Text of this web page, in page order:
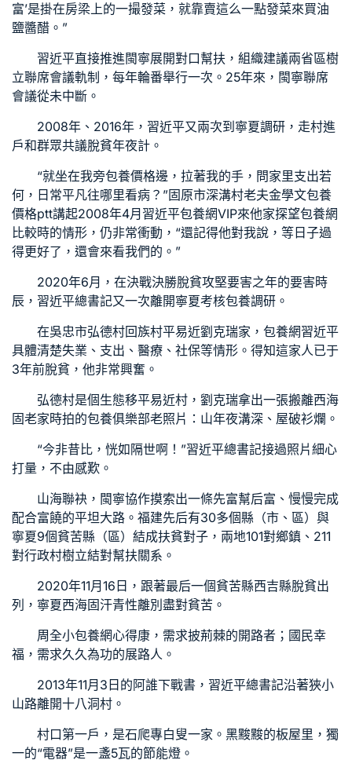
富’是掛在房梁上的一撮發菜，就靠賣這么一點發菜來買油
鹽醬醋。”
習近平直接推進閩寧展開對口幫扶，組織建議兩省區樹
立聯席會議軌制，每年輪番舉行一次。25年來，閩寧聯席
會議從未中斷。
2008年、2016年，習近平又兩次到寧夏調研，走村進
戶和群眾共議脫貧年夜計。
“就坐在我旁包養價格邊，拉著我的手，問家里支出若
何，日常平凡往哪里看病？”固原市深溝村老夫金學文包養
價格ptt講起2008年4月習近平包養網VIP來他家探望包養網
比較時的情形，仍非常衝動，“還記得他對我說，等日子過
得更好了，還會來看我們的。”
2020年6月，在決戰決勝脫貧攻堅要害之年的要害時
辰，習近平總書記又一次離開寧夏考核包養調研。
在吳忠市弘德村回族村平易近劉克瑞家， 包養網習近平
具體清楚失業、支出、醫療、社保等情形。得知這家人已于
3年前脫貧，他非常興奮。
弘德村是個生態移平易近村，劉克瑞拿出一張搬離西海
固老家時拍的包養俱樂部老照片：山年夜溝深、屋破衫爛。
“今非昔比，恍如隔世啊！”習近平總書記接過照片細心
打量，不由感歎。
山海聯袂，閩寧協作摸索出一條先富幫后富、慢慢完成
配合富饒的平坦大路。福建先后有30多個縣（市、區）與
寧夏9個貧苦縣（區）結成扶貧對子，兩地101對鄉鎮、211
對行政村樹立結對幫扶關系。
2020年11月16日，跟著最后一個貧苦縣西吉縣脫貧出
列，寧夏西海固汗青性離別盡對貧苦。
周全小包養網心得康，需求披荊棘的開路者；國民幸
福，需求久久為功的展路人。
2013年11月3日的阿誰下戰書，習近平總書記沿著狹小
山路離開十八洞村。
村口第一戶，是石爬專白叟一家。黑黢黢的板屋里，獨
一的“電器”是一盞5瓦的節能燈。